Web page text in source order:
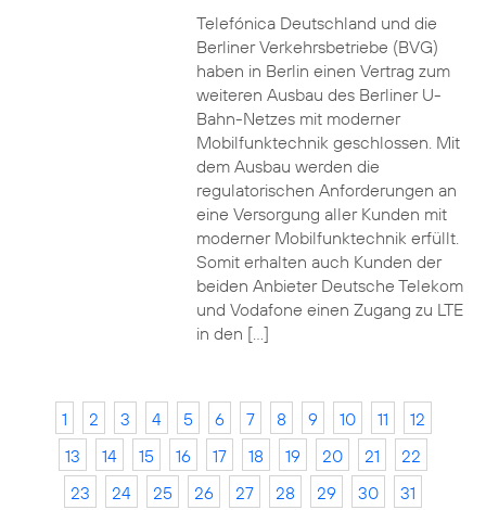
Telefónica Deutschland und die
Berliner Verkehrsbetriebe (BVG)
haben in Berlin einen Vertrag zum
weiteren Ausbau des Berliner U-
Bahn-Netzes mit moderner
Mobilfunktechnik geschlossen. Mit
dem Ausbau werden die
regulatorischen Anforderungen an
eine Versorgung aller Kunden mit
moderner Mobilfunktechnik erfüllt.
Somit erhalten auch Kunden der
beiden Anbieter Deutsche Telekom
und Vodafone einen Zugang zu LTE
in den […]
1 2 3 4 5 6 7 8 9 10 11
12
13
14 15 16 17 18 19 20 21
22
23
24 25 26 27 28 29 30
31